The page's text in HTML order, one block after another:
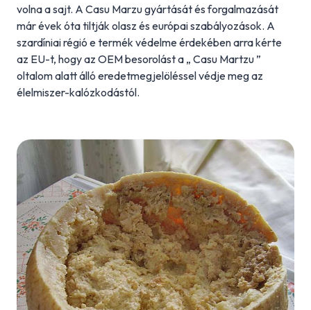
volna a sajt. A Casu Marzu gyártását és forgalmazását
már évek óta tiltják olasz és európai szabályozások. A
szardíniai régió e termék védelme érdekében arra kérte
az EU-t, hogy az OEM besorolást a „ Casu Martzu ”
oltalom alatt álló eredetmegjelöléssel védje meg az
élelmiszer-kalózkodástól.